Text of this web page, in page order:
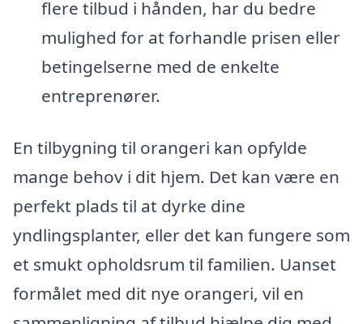
flere tilbud i hånden, har du bedre
mulighed for at forhandle prisen eller
betingelserne med de enkelte
entreprenører.
En tilbygning til orangeri kan opfylde
mange behov i dit hjem. Det kan være en
perfekt plads til at dyrke dine
yndlingsplanter, eller det kan fungere som
et smukt opholdsrum til familien. Uanset
formålet med dit nye orangeri, vil en